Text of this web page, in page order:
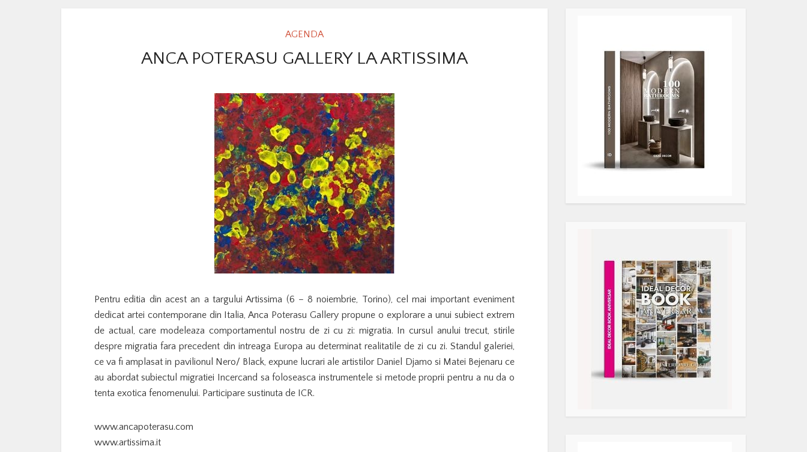
AGENDA
ANCA POTERASU GALLERY LA ARTISSIMA
Pentru editia din acest an a targului Artissima (6 – 8 noiembrie, Torino), cel mai important eveniment
dedicat artei contemporane din Italia, Anca Poterasu Gallery propune o explorare a unui subiect extrem
de actual, care modeleaza comportamentul nostru de zi cu zi: migratia. In cursul anului trecut, stirile
despre migratia fara precedent din intreaga Europa au determinat realitatile de zi cu zi. Standul galeriei,
ce va fi amplasat in pavilionul Nero/ Black, expune lucrari ale artistilor Daniel Djamo si Matei Bejenaru ce
au abordat subiectul migratiei Incercand sa foloseasca instrumentele si metode proprii pentru a nu da o
tenta exotica fenomenului. Participare sustinuta de ICR.
www.ancapoterasu.com
www.artissima.it